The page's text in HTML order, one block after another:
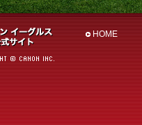
HOME